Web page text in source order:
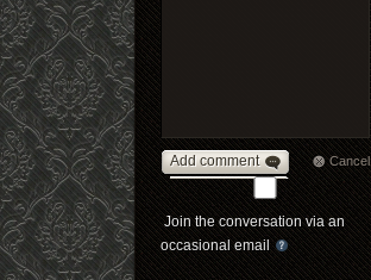
Add comment Cancel
Join the conversation via an
occasional email